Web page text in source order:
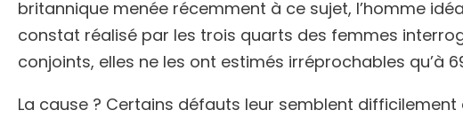
britannique menée récemment à ce sujet, l’homme
constat réalisé par les trois quarts des femmes
conjoints, elles ne les ont estimés irréprochables qu’à
La cause ? Certains défauts leur semblent